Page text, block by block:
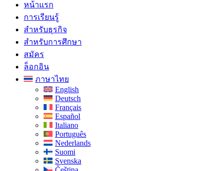
หน้าแรก
การเรียนรู้
สำหรับธุรกิจ
สำหรับการศึกษา
สมัคร
ล็อกอิน
ภาษาไทย
English
Deutsch
Français
Español
Italiano
Português
Nederlands
Suomi
Svenska